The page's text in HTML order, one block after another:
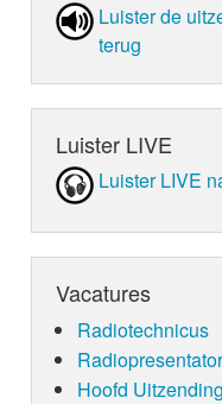
Luister de
terug
Luister LIVE
Luister LIVE
Vacatures
Radiotechnicus
Radiopresentator
Hoofd